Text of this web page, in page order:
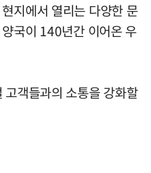
지에서 열리는 다양한 문
국이 140년간 이어온 우
객들과의 소통을 강화할